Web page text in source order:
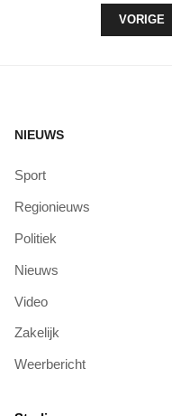
VORIG
VORIGE
NIEUWS
Sport
Regionieuws
Politiek
Nieuws
Video
Zakelijk
Weerbericht